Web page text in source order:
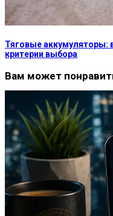
Тяговые аккумуляторы:
критерии выбора
Вам может